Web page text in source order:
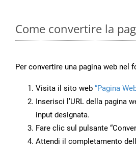
Come convertire la
Per convertire una pagina web nel
Visita il sito web “Pagina
Inserisci l’URL della pagina
input designata.
Fare clic sul pulsante
Attendi il completamento